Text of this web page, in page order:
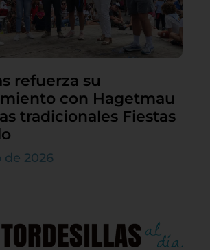
refuerza su
con Hagetmau
tradicionales Fiestas
de 2026